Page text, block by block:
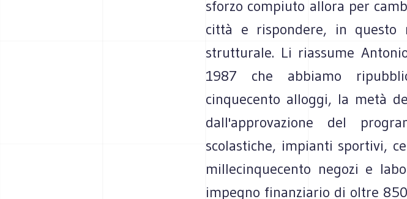
sforzo compiuto allora per
città e rispondere, in questo
strutturale. Li riassume
1987 che abbiamo
cinquecento alloggi, la metà
dall'approvazione del
scolastiche, impianti sportivi,
millecinquecento negozi e
impegno finanziario di oltre